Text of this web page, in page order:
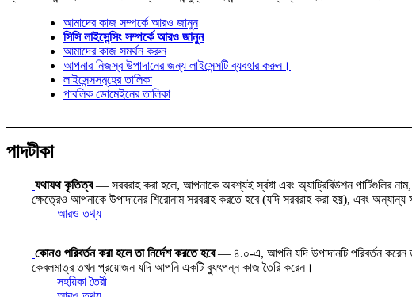
আমাদের কাজ সম্পর্কে আরও জানুন
সিসি লাইসেন্সিং সম্পর্কে আরও জানুন
আমাদের কাজ সমর্থন করুন
আপনার নিজস্ব উপাদানের জন্য লাইসেন্সটি ব্যবহার করুন।
লাইসেন্সসমূহের তালিকা
পাবলিক ডোমেইনের তালিকা
পাদটীকা
যথাযথ কৃতিত্ব— সরবরাহ করা হলে, আপনাকে অবশ্যই স্রষ্টা এবং অ্যাট্রিবিউশন পার্টিগুলির
ক্ষেত্রেও আপনাকে উপাদানের শিরোনাম সরবরাহ করতে হবে (যদি সরবরাহ করা হয়), এবং অন্যান্য
আরও তথ্য
কোনও পরিবর্তন করা হলে তা নির্দেশ করতে হবে— ৪.০-এ, আপনি যদি উপাদানটি পরিবর্তন করেন
কেবলমাত্র তখন প্রয়োজন যদি আপনি একটি ব্যুৎপন্ন কাজ তৈরি করেন।
সহয়িকা তৈরী